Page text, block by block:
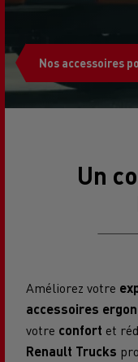
Nos accessoires
Un
Améliorez votre
accessoires
votre confort et
Renault Trucks